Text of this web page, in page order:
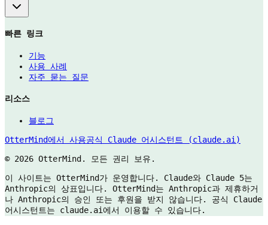
빠른 링크
기능
사용 사례
자주 묻는 질문
리소스
블로그
OtterMind에서 사용공식 Claude 어시스턴트 (claude.ai)
© 2026 OtterMind. 모든 권리 보유.
이 사이트는 OtterMind가 운영합니다. Claude와 Claude 5는
Anthropic의 상표입니다. OtterMind는 Anthropic과 제휴하거
나 Anthropic의 승인 또는 후원을 받지 않습니다. 공식 Claude
어시스턴트는 claude.ai에서 이용할 수 있습니다.